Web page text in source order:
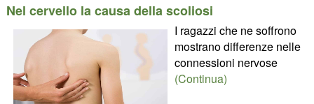
Nel cervello la causa della scoliosi
I ragazzi che ne soffrono
mostrano differenze nelle
connessioni nervose
(Continua)